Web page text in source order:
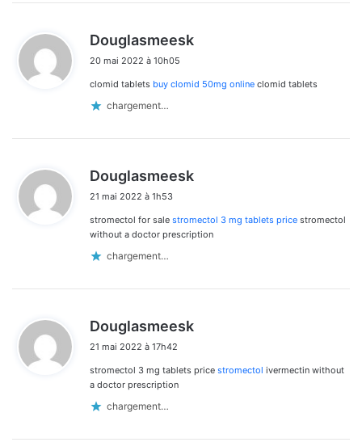
Douglasmeesk
20 mai 2022 à 10h05
clomid tablets buy clomid 50mg online clomid tablets
chargement…
Douglasmeesk
:
21 mai 2022 à 1h53
stromectol for sale stromectol 3 mg tablets price stromectol
without a doctor prescription
chargement…
Douglasmeesk
21 mai 2022 à 17h42
stromectol 3 mg tablets price stromectol ivermectin without
a doctor prescription
chargement…